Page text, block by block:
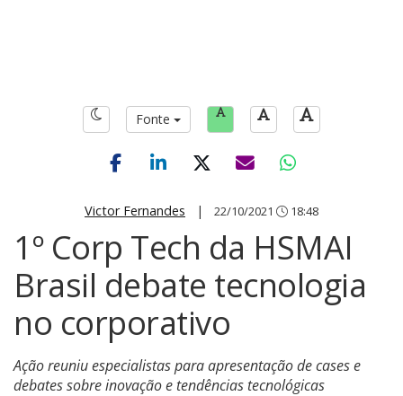
Fonte
Victor Fernandes | 22/10/2021 18:48
1º Corp Tech da HSMAI
Brasil debate tecnologia
no corporativo
Ação reuniu especialistas para apresentação de cases e
debates sobre inovação e tendências tecnológicas